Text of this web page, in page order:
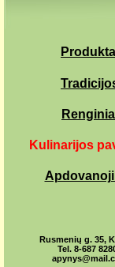
Kulinarijos
Rusmenių g. 35,
Tel. 8-687